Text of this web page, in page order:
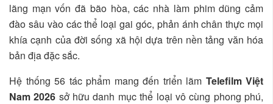
lãng mạn vốn đã bão hòa, các nhà làm phim dũng cảm
đào sâu vào các thể loại gai góc, phản ánh chân thực mọi
khía cạnh của đời sống xã hội dựa trên nền tảng văn hóa
bản địa đặc sắc.
Hệ thống 56 tác phẩm mang đến triển lãm Telefilm Việt
Nam 2026 sở hữu danh mục thể loại vô cùng phong phú,